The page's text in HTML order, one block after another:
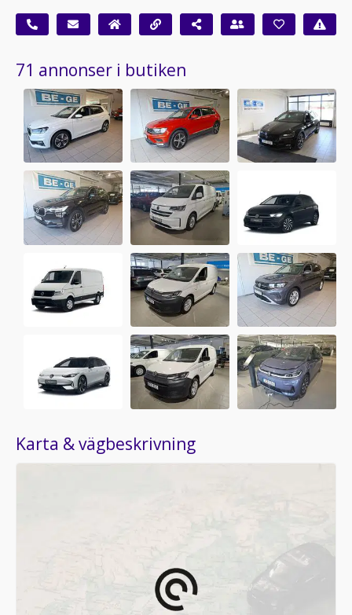
71 annonser i butiken
Karta & vägbeskrivning